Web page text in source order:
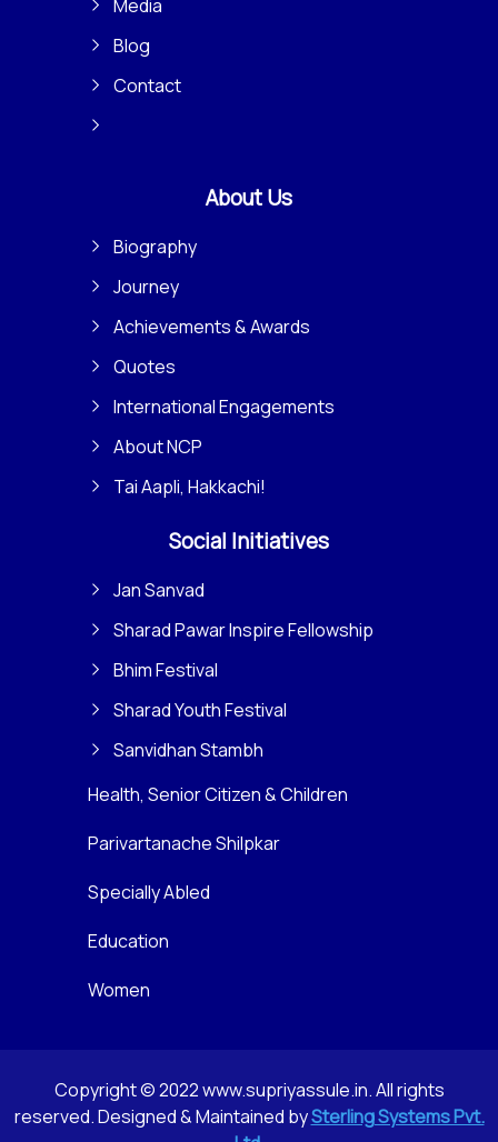
Media
Blog
Contact
About Us
Biography
Journey
Achievements & Awards
Quotes
International Engagements
About NCP
Tai Aapli, Hakkachi!
Social Initiatives
Jan Sanvad
Sharad Pawar Inspire Fellowship
Bhim Festival
Sharad Youth Festival
Sanvidhan Stambh
Health, Senior Citizen & Children
Parivartanache Shilpkar
Specially Abled
Education
Women
Copyright © 2022 www.supriyassule.in. All rights
reserved. Designed & Maintained bySterling Systems Pvt.